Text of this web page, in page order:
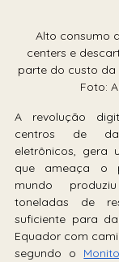
Alto consumo
centers e
parte do custo
Foto:
A revolução
centros de
eletrônicos, gera
que ameaça o
mundo
toneladas de
suficiente para
Equador com
segundo o